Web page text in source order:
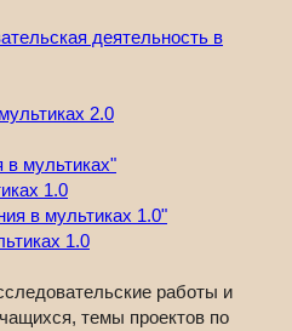
2.0
в мультиках"
в мультиках 1.0"
работы и
темы проектов по